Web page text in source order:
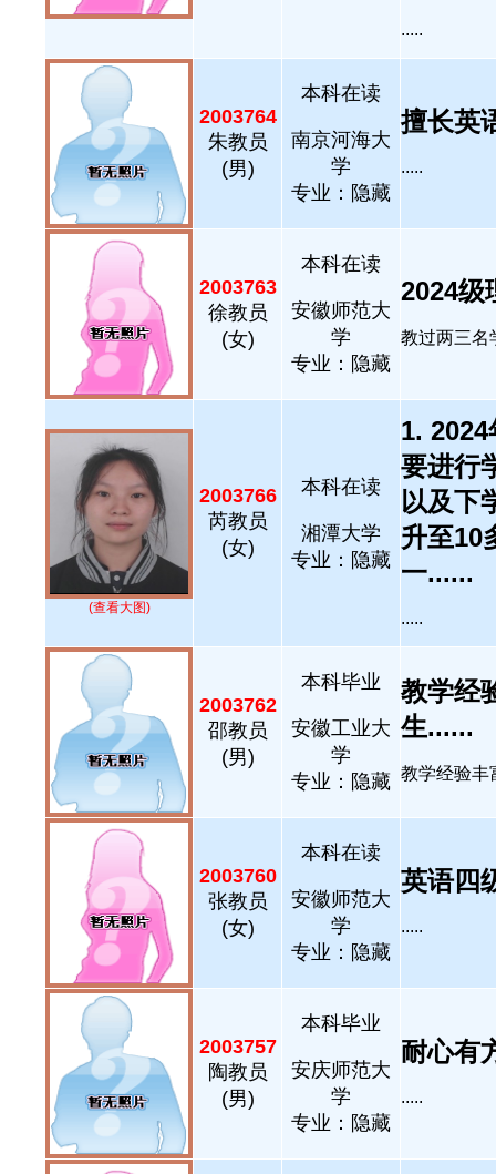
.....
2003764
朱教员
(男)
本科在读
南京河海大
学
专业：隐藏
擅长英
.....
2003763
徐教员
(女)
本科在读
安徽师范大
学
专业：隐藏
2024级
教过两三名
(查看大图)
2003766
芮教员
(女)
本科在读
湘潭大学
专业：隐藏
1.
要进行
以及下
升至10
一......
.....
2003762
邵教员
(男)
本科毕业
安徽工业大
学
专业：隐藏
教学经
生......
教学经验丰
2003760
张教员
(女)
本科在读
安徽师范大
学
专业：隐藏
英语四
.....
2003757
陶教员
(男)
本科毕业
安庆师范大
学
专业：隐藏
耐心有
.....